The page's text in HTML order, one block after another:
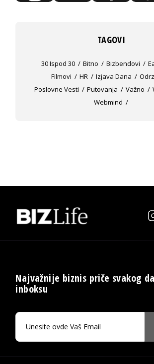
TAGOVI
30 Ispod 30 Bitno Bizbendovi
Filmovi
HR Izjava Dana
Poslovne Vesti
Putovanja Važno
Webmind
Najvažnije biznis priče svakog
inboksu